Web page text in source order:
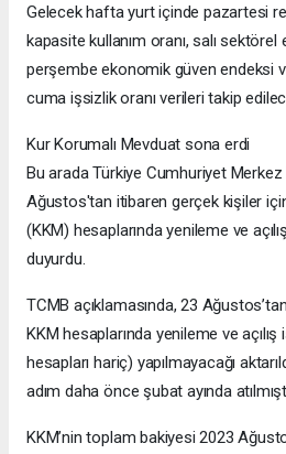
Gelecek hafta yurt içinde pazartesi
kapasite kullanım oranı, salı
perşembe ekonomik güven endeksi
cuma işsizlik oranı verileri takip
Kur Korumalı Mevduat sona erdi
Bu arada Türkiye Cumhuriyet Merkez
Ağustos'tan itibaren gerçek kişiler
(KKM) hesaplarında yenileme ve
duyurdu.
TCMB açıklamasında, 23
KKM hesaplarında yenileme ve
hesapları hariç) yapılmayacağı
adım daha önce şubat ayında
KKM’nin toplam bakiyesi 2023